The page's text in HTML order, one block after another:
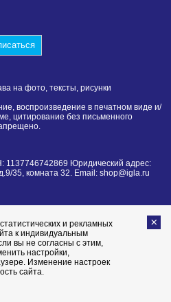
на фото, тексты, рисунки
воспроизведение в печатном виде и/
цитирование без письменного
Юридический адрес:
35, комната 32. Email: shop@igla.ru
и рекламных
к индивидуальным
вы не согласны с этим,
настройки,
Изменение настроек
сайта.